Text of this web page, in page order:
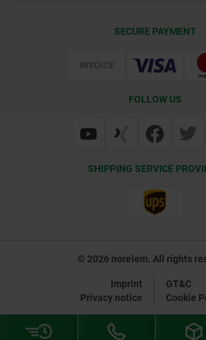
Web Support
SECURE PAYMENT
FOLLOW US
SHIPPING SERVICE
© 2026 norelem. All rights
Imprint
GT&C
Privacy notice
Cookie